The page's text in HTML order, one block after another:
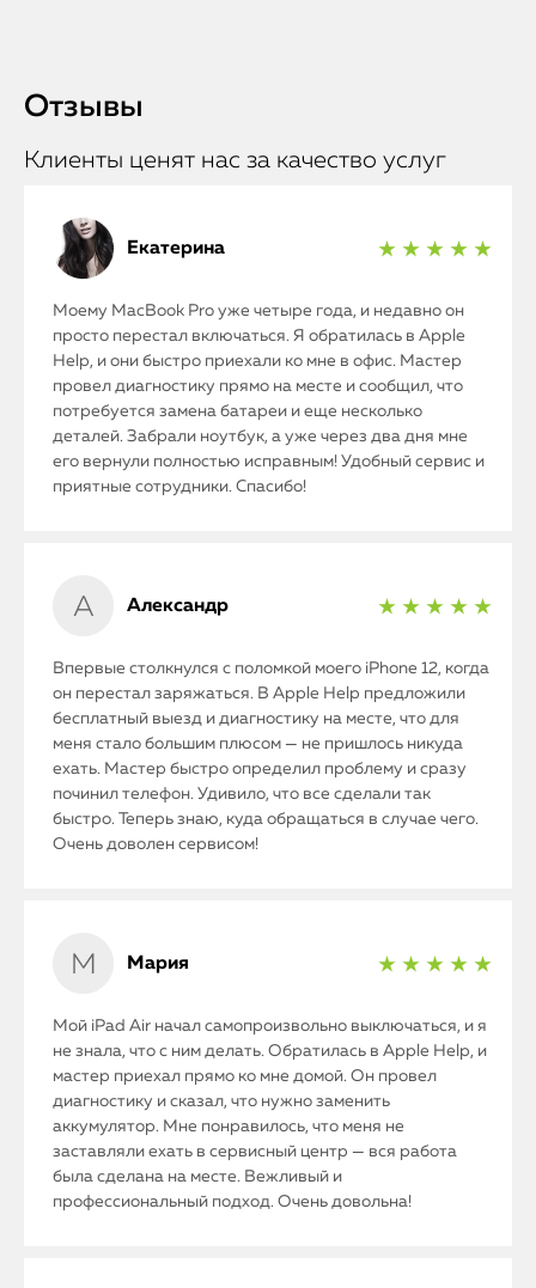
Отзывы
Клиенты ценят нас за качество услуг
Екатерина ★ ★ ★ ★ ★
Моему MacBook Pro уже четыре года, и недавно он
просто перестал включаться. Я обратилась в Apple
Help, и они быстро приехали ко мне в офис. Мастер
провел диагностику прямо на месте и сообщил, что
потребуется замена батареи и еще несколько
деталей. Забрали ноутбук, а уже через два дня мне
его вернули полностью исправным! Удобный сервис и
приятные сотрудники. Спасибо!
Александр ★ ★ ★ ★ ★
Впервые столкнулся с поломкой моего iPhone 12, когда
он перестал заряжаться. В Apple Help предложили
бесплатный выезд и диагностику на месте, что для
меня стало большим плюсом — не пришлось никуда
ехать. Мастер быстро определил проблему и сразу
починил телефон. Удивило, что все сделали так
быстро. Теперь знаю, куда обращаться в случае чего.
Очень доволен сервисом!
Мария ★ ★ ★ ★ ★
Мой iPad Air начал самопроизвольно выключаться, и я
не знала, что с ним делать. Обратилась в Apple Help, и
мастер приехал прямо ко мне домой. Он провел
диагностику и сказал, что нужно заменить
аккумулятор. Мне понравилось, что меня не
заставляли ехать в сервисный центр — вся работа
была сделана на месте. Вежливый и
профессиональный подход. Очень довольна!